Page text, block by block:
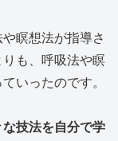
瞑想法が指導さ
も、呼吸法や瞑
いったのです。
技法を自分で学